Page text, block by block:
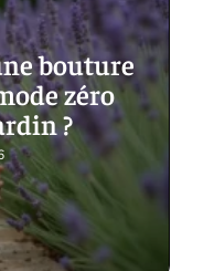
bouture
zéro
?